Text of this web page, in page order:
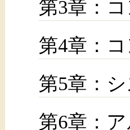
第3章：
第4章：
第5章：
第6章：